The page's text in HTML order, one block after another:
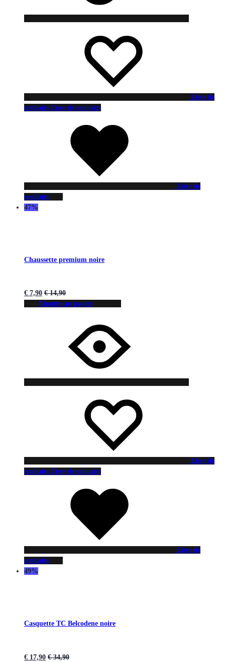
Liste de
souhaits Liste de souhaits
Liste de
souhaits
47%
Chaussette premium noire
€ 7,90 €14,90
Ajouter au panier
Liste de
souhaits Liste de souhaits
Liste de
souhaits
49%
Casquette TC Belcodene noire
€ 17,90 €34,90